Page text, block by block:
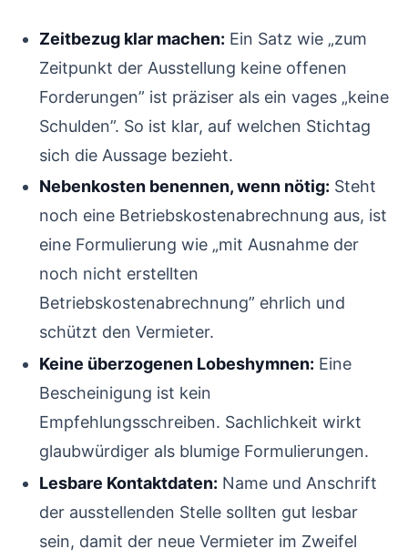
Zeitbezug klar machen: Ein Satz wie „zum
Zeitpunkt der Ausstellung keine offenen
Forderungen” ist präziser als ein vages „keine
Schulden”. So ist klar, auf welchen Stichtag
sich die Aussage bezieht.
Nebenkosten benennen, wenn nötig: Steht
noch eine Betriebskostenabrechnung aus, ist
eine Formulierung wie „mit Ausnahme der
noch nicht erstellten
Betriebskostenabrechnung” ehrlich und
schützt den Vermieter.
Keine überzogenen Lobeshymnen: Eine
Bescheinigung ist kein
Empfehlungsschreiben. Sachlichkeit wirkt
glaubwürdiger als blumige Formulierungen.
Lesbare Kontaktdaten: Name und Anschrift
der ausstellenden Stelle sollten gut lesbar
sein, damit der neue Vermieter im Zweifel